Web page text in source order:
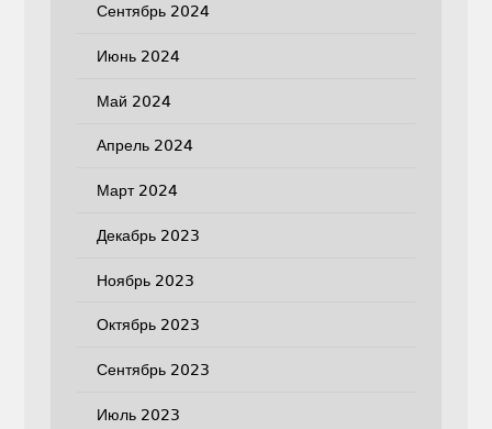
Сентябрь 2024
Июнь 2024
Май 2024
Апрель 2024
Март 2024
Декабрь 2023
Ноябрь 2023
Октябрь 2023
Сентябрь 2023
Июль 2023